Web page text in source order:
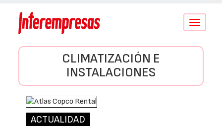
Conmutar
CLIMATIZACIÓN E
INSTALACIONES
ACTUALIDAD